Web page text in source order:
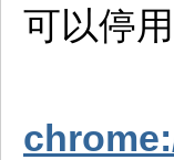
可以停